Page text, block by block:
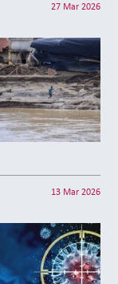
27 Mar 2026
13 Mar 2026